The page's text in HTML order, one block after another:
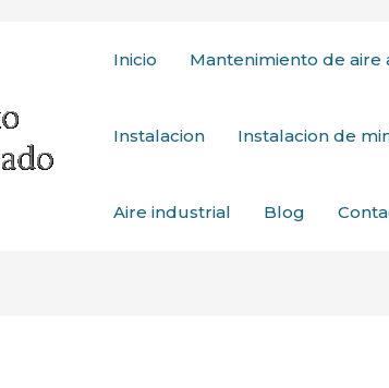
Inicio Mantenimiento de aire
Instalacion Instalacion de
Aire industrial Blog